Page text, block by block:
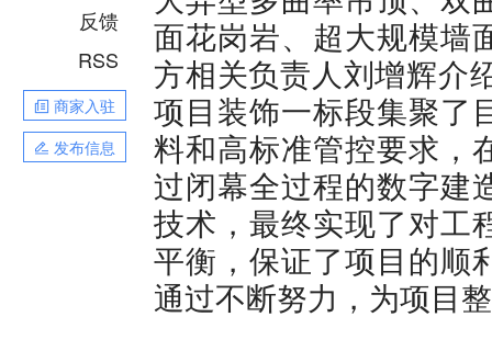
反馈
RSS
商家入驻
发布信息
面花岗岩、超大规模墙
方相关负责人刘增辉介
项目装饰一标段集聚了
料和高标准管控要求，
过闭幕全过程的数字建
技术，最终实现了对工
平衡，保证了项目的顺
通过不断努力，为项目